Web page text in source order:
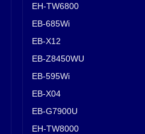
EH-TW6800
EB-685Wi
EB-X12
EB-Z8450WU
EB-595Wi
EB-X04
EB-G7900U
EH-TW8000